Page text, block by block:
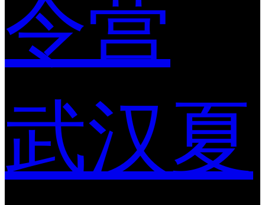
令营
武汉夏